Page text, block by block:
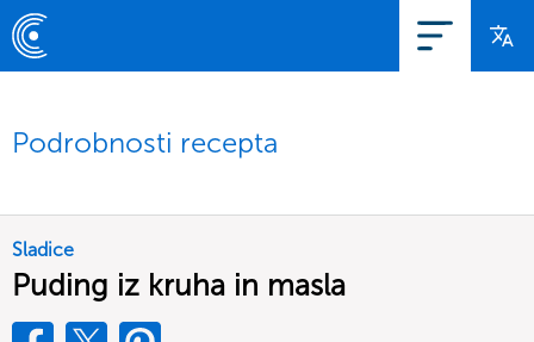
Podrobnosti recepta
Sladice
Puding iz kruha in masla